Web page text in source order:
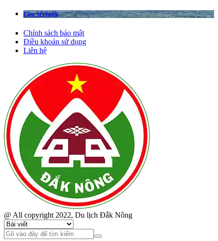
Cầu Sêrêpốk
Chính sách bảo mật
Điều khoản sử dụng
Liên hệ
@ All copyright 2022, Du lịch Đắk Nông